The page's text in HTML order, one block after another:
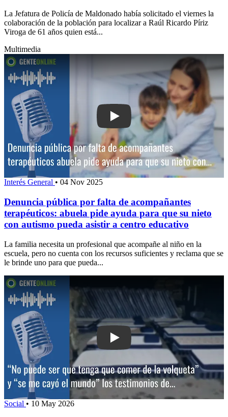
La Jefatura de Policía de Maldonado había solicitado el viernes la
colaboración de la población para localizar a Raúl Ricardo Píriz
Viroga de 61 años quien está...
Multimedia
Play: Denuncia pública por falta de
Interés General • 04 Nov 2025
Denuncia pública por falta de acompañantes
terapéuticos: abuela pide ayuda para que su nieto
con autismo pueda asistir a centro educativo
La familia necesita un profesional que acompañe al niño en la
escuela, pero no cuenta con los recursos suficientes y reclama que se
le brinde uno para que pueda...
Play: “No puede ser que tenga que
Social • 10 May 2026